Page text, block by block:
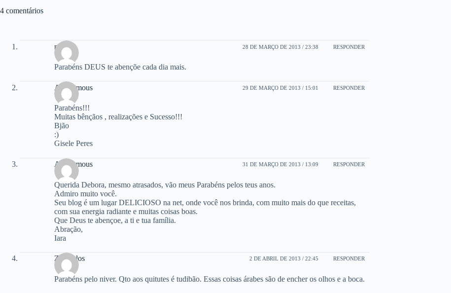
4 comentários
neri 28 DE MARÇO DE 2013 / 23:38 RESPONDER
Parabéns DEUS te abençõe cada dia mais.
Anonymous 29 DE MARÇO DE 2013 / 15:01 RESPONDER
Parabéns!!!
Muitas bênçãos , realizações e Sucesso!!!
Bjão
:)
Gisele Peres
Anonymous 31 DE MARÇO DE 2013 / 13:09 RESPONDER
Querida Debora, mesmo atrasados, vão meus Parabéns pelos teus anos.
Admiro muito você.
Seu blog é um lugar DELICIOSO na net, onde você nos brinda, com muito mais do que receitas,
com sua energia radiante e muitas coisas boas.
Que Deus te abençoe, a ti e tua família.
Abração,
Iara
Ze Carlos 2 DE ABRIL DE 2013 / 22:45 RESPONDER
Parabéns pelo niver. Qto aos quitutes é tudibão. Essas coisas árabes são de encher os olhos e a boca.